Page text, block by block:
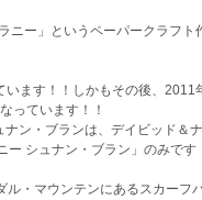
ニー」というペーパークラフト
ます！！しかもその後、2011
っています！！
ン・ブランは、デイビッド＆
シュナン・ブラン」のみです
・マウンテンにあるスカーフ